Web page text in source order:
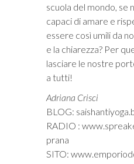
scuola del mondo, se
capaci di amare e
essere così umili da
e la chiarezza? Per
lasciare le nostre
a tutti!
Adriana Crisci
BLOG:
RADIO :
prana
SITO: